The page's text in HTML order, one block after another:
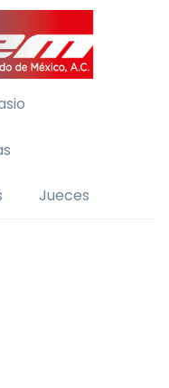
Jueces